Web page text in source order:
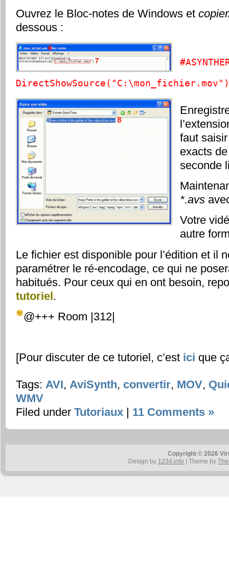
Ouvrez le Bloc-notes de Windows et
dessous :
DirectShowSource("C:\mon_fichier.mov")
faut
exacts
seconde
*.avs
Votre
autre
Le fichier est disponible pour l’édition et il
paramétrer le ré-encodage, ce qui ne
habitués. Pour ceux qui en ont besoin,
tutoriel.
@+++ Room |312|
[Pour discuter de ce tutoriel, c’est ici que
Tags: AVI, AviSynth, convertir, MOV,
WMV
Filed under Tutoriaux | 11 Comments »
Copyright © 2026
Design by 1234.info | Theme by